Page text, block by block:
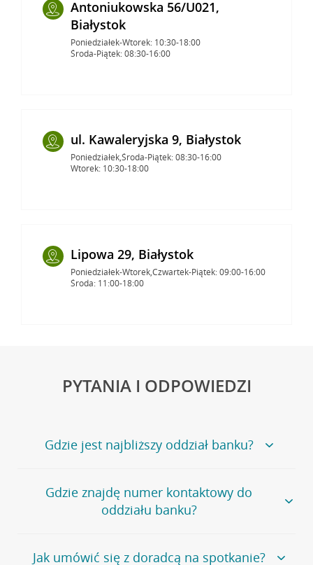
Antoniukowska 56/U021,
Białystok
Poniedziałek-Wtorek: 10:30-18:00
Środa-Piątek: 08:30-16:00
ul. Kawaleryjska 9, Białystok
Poniedziałek,Środa-Piątek: 08:30-16:00
Wtorek: 10:30-18:00
Lipowa 29, Białystok
Poniedziałek-Wtorek,Czwartek-Piątek: 09:00-16:00
Środa: 11:00-18:00
PYTANIA I ODPOWIEDZI
Gdzie jest najbliższy oddział banku?
Jeśli szukasz oddziału naszego banku, zapraszamy na
stronęPlacówki i bankomaty, na której znajduje się
wygodna wyszukiwarka.
oddziałów
Gdzie znajdę numer kontaktowy do
oddziału banku?
Bank Credit Agricole nie udostępnia ogólnego numeru
Jak umówić się z doradcą na spotkanie?